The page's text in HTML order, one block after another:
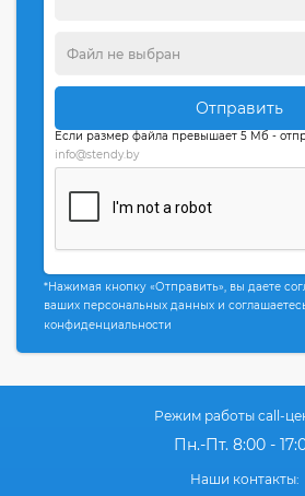
Отправить
Если размер файла превышает 5 Мб -
info@stendy.by
*Нажимая кнопку «Отправить», вы даете
ваших персональных данных и
конфиденциальности
Режим работы call-
Пн.-Пт. 8:00 -
Наши контакты: